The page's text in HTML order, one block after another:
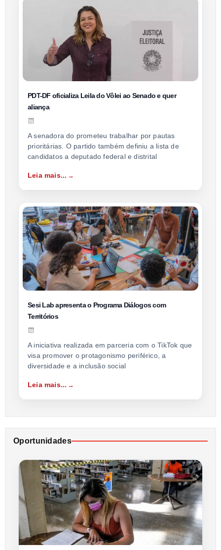
PDT-DF oficializa Leila do Vôlei ao Senado e quer
aliança
A senadora do prometeu trabalhar por pautas
prioritárias. O partido também definiu a lista de
candidatos a deputado federal e distrital
Leia mais...
Sesi Lab apresenta o Programa Diálogos com
Territórios
A iniciativa realizada em parceria com o TikTok que
visa promover o protagonismo periférico, a
diversidade e a inclusão social
Leia mais...
Oportunidades